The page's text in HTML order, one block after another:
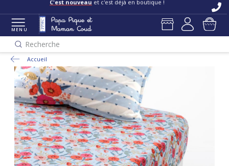
C'est nouveau et c'est déjà en boutique !
MENU
Recherche
Accueil